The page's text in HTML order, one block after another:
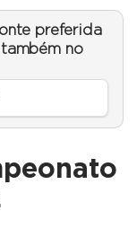
preferida
no